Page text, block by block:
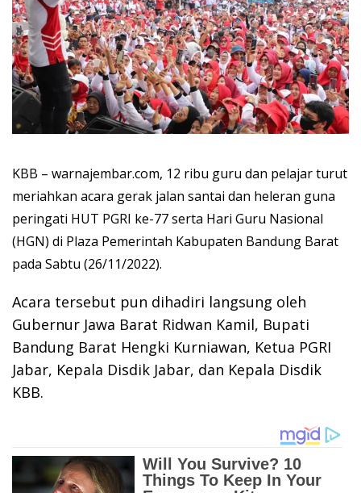
KBB – warnajembar.com, 12 ribu guru dan pelajar turut
meriahkan acara gerak jalan santai dan heleran guna
peringati HUT PGRI ke-77 serta Hari Guru Nasional
(HGN) di Plaza Pemerintah Kabupaten Bandung Barat
pada Sabtu (26/11/2022).
Acara tersebut pun dihadiri langsung oleh
Gubernur Jawa Barat Ridwan Kamil, Bupati
Bandung Barat Hengki Kurniawan, Ketua PGRI
Jabar, Kepala Disdik Jabar, dan Kepala Disdik
KBB.